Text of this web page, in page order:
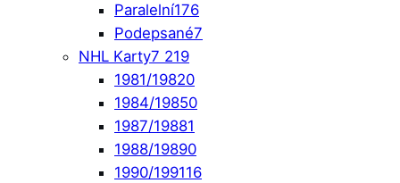
Paralelní176
Podepsané7
NHL Karty7 219
1981/19820
1984/19850
1987/19881
1988/19890
1990/199116